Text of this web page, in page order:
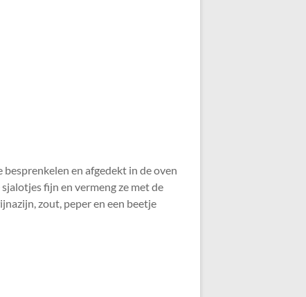
en afgedekt in de oven
fijn en vermeng ze met de
zout, peper en een beetje